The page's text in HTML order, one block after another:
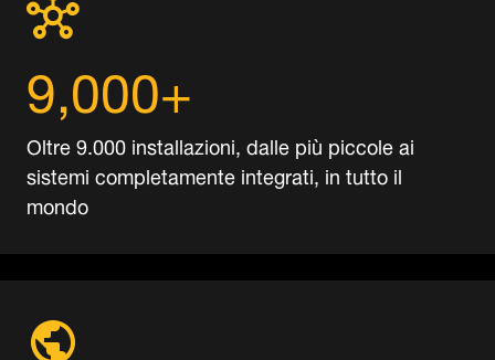
9,000+
Oltre 9.000 installazioni, dalle più piccole ai
sistemi completamente integrati, in tutto il
mondo